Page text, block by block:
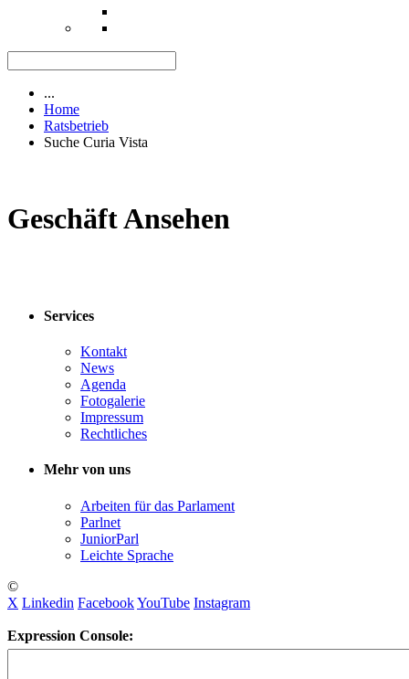
...
Home
Ratsbetrieb
Suche Curia Vista
Geschäft Ansehen
Services
Kontakt
News
Agenda
Fotogalerie
Impressum
Rechtliches
Mehr von uns
Arbeiten für das Parlament
Parlnet
JuniorParl
Leichte Sprache
©
X Linkedin FacebookYouTube Instagram
Expression Console: